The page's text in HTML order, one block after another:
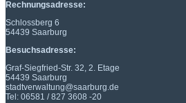
Rechnungsadresse:
Schlossberg 6
54439 Saarburg
Besuchsadresse:
Graf-Siegfried-Str. 32, 2. Etage
54439 Saarburg
stadtverwaltung@saarburg.de
Tel: 06581 / 827 3608 -20